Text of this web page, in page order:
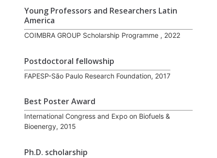
Young Professors and Researchers Latin
America
COIMBRA GROUP Scholarship Programme , 2022
Postdoctoral fellowship
FAPESP-São Paulo Research Foundation, 2017
Best Poster Award
International Congress and Expo on Biofuels &
Bioenergy, 2015
Ph.D. scholarship